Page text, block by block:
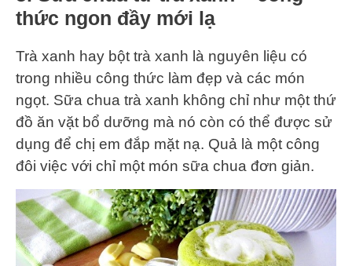
thức ngon đầy mới lạ
Trà xanh hay bột trà xanh là nguyên liệu có
trong nhiều công thức làm đẹp và các món
ngọt. Sữa chua trà xanh không chỉ như một thứ
đồ ăn vặt bổ dưỡng mà nó còn có thể được sử
dụng để chị em đắp mặt nạ. Quả là một công
đôi việc với chỉ một món sữa chua đơn giản.